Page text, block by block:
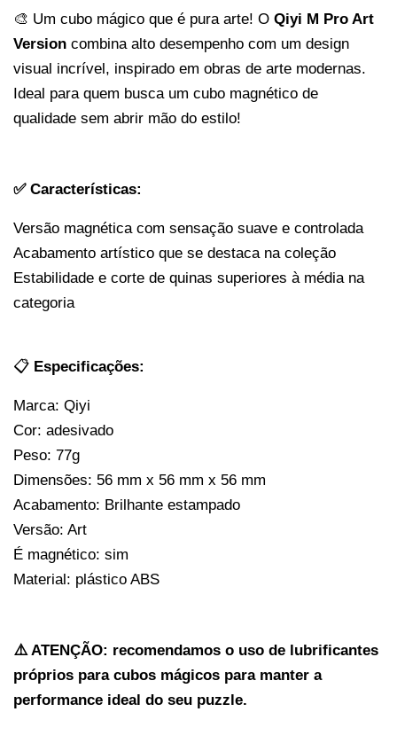
🎨 Um cubo mágico que é pura arte! O Qiyi M Pro Art
Version combina alto desempenho com um design
visual incrível, inspirado em obras de arte modernas.
Ideal para quem busca um cubo magnético de
qualidade sem abrir mão do estilo!
✅ Características:
Versão magnética com sensação suave e controlada
Acabamento artístico que se destaca na coleção
Estabilidade e corte de quinas superiores à média na
categoria
📋 Especificações:
Marca: Qiyi
Cor: adesivado
Peso: 77g
Dimensões: 56 mm x 56 mm x 56 mm
Acabamento: Brilhante estampado
Versão: Art
É magnético: sim
Material: plástico ABS
⚠️ ATENÇÃO: recomendamos o uso de lubrificantes
próprios para cubos mágicos para manter a
performance ideal do seu puzzle.